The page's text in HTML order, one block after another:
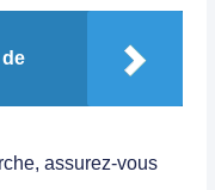
assurez-vous